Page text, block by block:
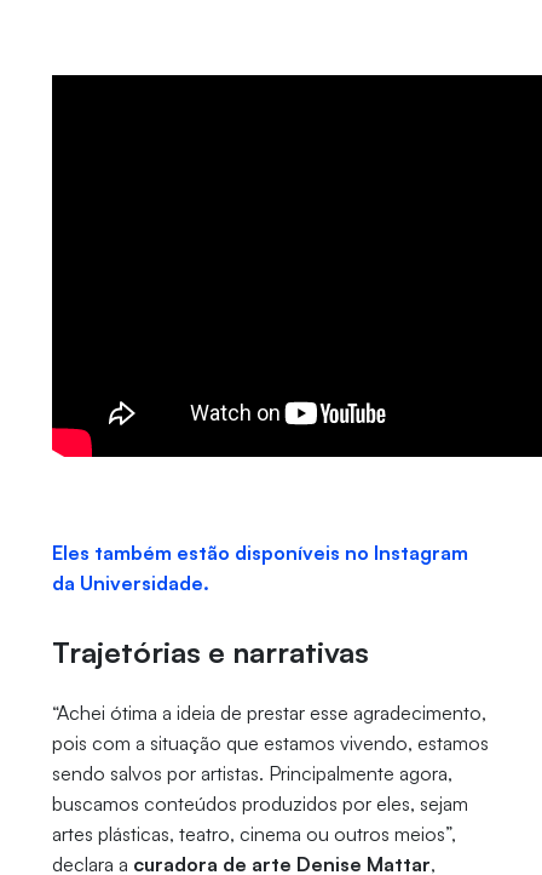
Eles também estão disponíveis no Instagram
da Universidade.
Trajetórias e narrativas
“Achei ótima a ideia de prestar esse agradecimento,
pois com a situação que estamos vivendo, estamos
sendo salvos por artistas. Principalmente agora,
buscamos conteúdos produzidos por eles, sejam
artes plásticas, teatro, cinema ou outros meios”,
declara a curadora de arte Denise Mattar,